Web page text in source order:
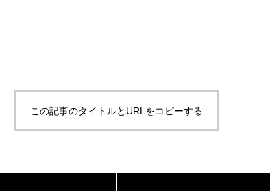
この記事のタイトルとURLをコピーする